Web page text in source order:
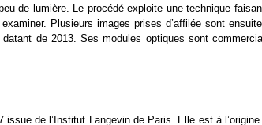
de lumière. Le procédé exploite une technique
Plusieurs images prises d’affilée sont
de 2013. Ses modules optiques sont
de l’Institut Langevin de Paris. Elle est à